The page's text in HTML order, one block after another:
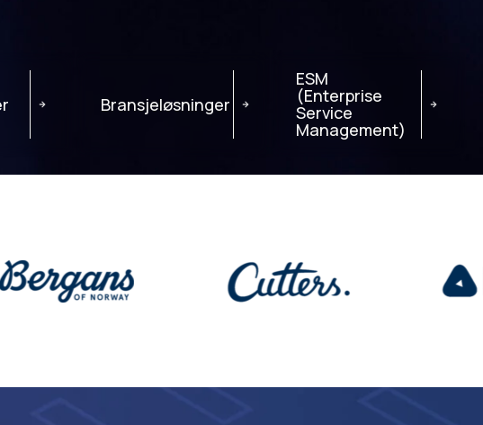
Bransjeløsninger
ESM
(Enterprise
Service
Management)